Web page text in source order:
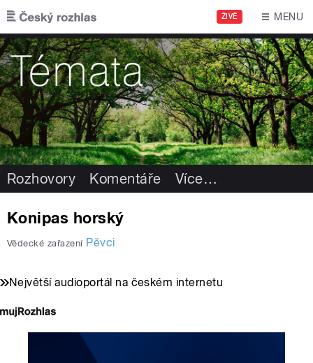
Přejít k hlavnímu obsahu
ŽIVĚ MENU
Rozhovory Komentáře Více…
Konipas horský
Vědecké zařazení Pěvci
Největší audioportál na českém internetu